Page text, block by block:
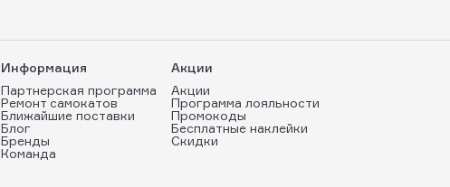
Информация
Партнерская программа
Ремонт самокатов
Ближайшие поставки
Блог
Бренды
Команда
Акции
Акции
Программа лояльности
Промокоды
Бесплатные наклейки
Скидки